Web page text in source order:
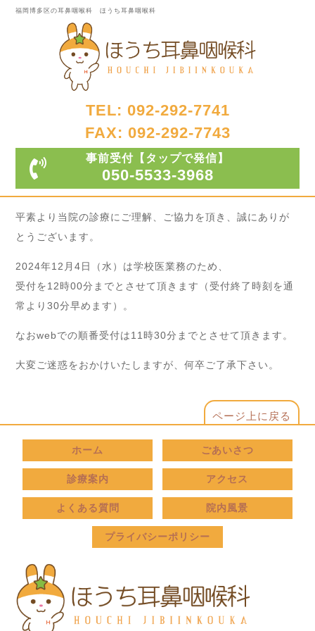
福岡博多区の耳鼻咽喉科 ほうち耳鼻咽喉科
TEL: 092-292-7741
FAX: 092-292-7743
事前受付 【タップで発信】
050-5533-3968
平素より当院の診療にご理解、ご協力を頂き、誠にありが
とうございます。
2024年12月4日（水）は学校医業務のため、
受付を12時00分までとさせて頂きます（受付終了時刻を通
常より30分早めます）。
なおwebでの順番受付は11時30分までとさせて頂きます。
大変ご迷惑をおかけいたしますが、何卒ご了承下さい。
ページ上に戻る
ホーム ごあいさつ
診療案内 アクセス
よくある質問 院内風景
プライバシーポリシー